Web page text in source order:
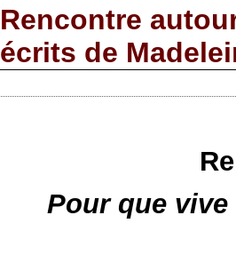
Rencontre
écrits de
Pour que